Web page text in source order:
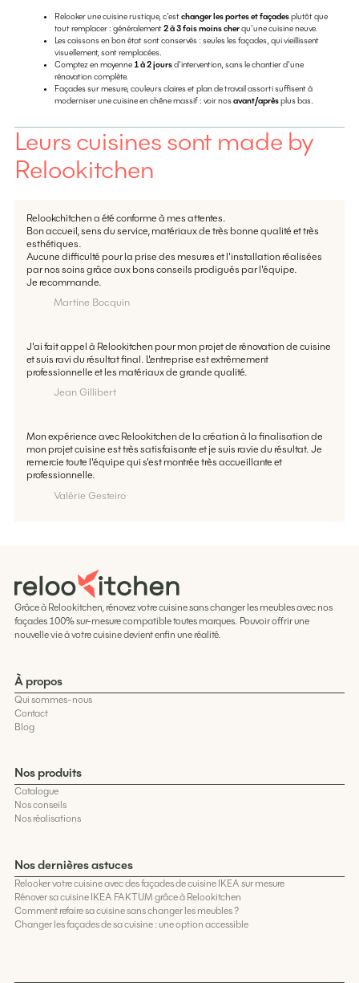
Relooker une cuisine rustique, c'estchanger les portes et façadesplutôt que
tout remplacer : généralement2 à 3 fois moins cherqu'une cuisine neuve.
Les caissons en bon état sont conservés : seules les façades, qui vieillissent
visuellement, sont remplacées.
Comptez en moyenne 1 à 2 joursd'intervention, sans le chantier d'une
rénovation complète.
Façades sur mesure, couleurs claires et plan de travail assorti suffisent à
moderniser une cuisine en chêne massif : voir nosavant/aprèsplus bas.
Leurs cuisines sont made by
Relookitchen
Relookchitchen a été conforme à mes attentes.
Bon accueil, sens du service, matériaux de très bonne qualité et très
esthétiques.
Aucune difficulté pour la prise des mesures et l'installation réalisées
par nos soins grâce aux bons conseils prodigués par l'équipe.
Je recommande.
Martine Bocquin
J'ai fait appel à Relookitchen pour mon projet de rénovation de cuisine
et suis ravi du résultat final. L'entreprise est extrêmement
professionnelle et les matériaux de grande qualité.
Jean Gillibert
Mon expérience avec Relookitchen de la création à la finalisation de
mon projet cuisine est très satisfaisante et je suis ravie du résultat. Je
remercie toute l'équipe qui s'est montrée très accueillante et
professionnelle.
Valérie Gesteiro
Grâce à Relookitchen, rénovez votre cuisine sans changer les meubles avec nos
façades 100% sur-mesure compatible toutes marques. Pouvoir offrir une
nouvelle vie à votre cuisine devient enfin une réalité.
À propos
Qui sommes-nous
Contact
Blog
Nos produits
Catalogue
Nos conseils
Nos réalisations
Nos dernières astuces
Relooker votre cuisine avec des façades de cuisine IKEA sur mesure
Rénover sa cuisine IKEA FAKTUM grâce à Relookitchen
Comment refaire sa cuisine sans changer les meubles ?
Changer les façades de sa cuisine : une option accessible